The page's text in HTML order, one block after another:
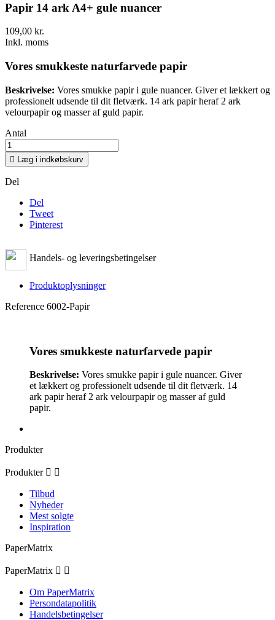
Papir 14 ark A4+ gule nuancer
109,00 kr.
Inkl. moms
Vores smukkeste naturfarvede papir
Beskrivelse: Vores smukke papir i gule nuancer. Giver et lækkert og
professionelt udsende til dit fletværk. 14 ark papir heraf 2 ark
velourpapir og masser af guld papir.
Antal
 Læg i indkøbskurv
Del
Del
Tweet
Pinterest
Handels- og leveringsbetingelser
Produktoplysninger
Reference 6002-Papir
Vores smukkeste naturfarvede papir
Beskrivelse: Vores smukke papir i gule nuancer. Giver
et lækkert og professionelt udsende til dit fletværk. 14
ark papir heraf 2 ark velourpapir og masser af guld
papir.
Produkter
Produkter  
Tilbud
Nyheder
Mest solgte
Inspiration
PaperMatrix
PaperMatrix  
Om PaperMatrix
Persondatapolitik
Handelsbetingelser